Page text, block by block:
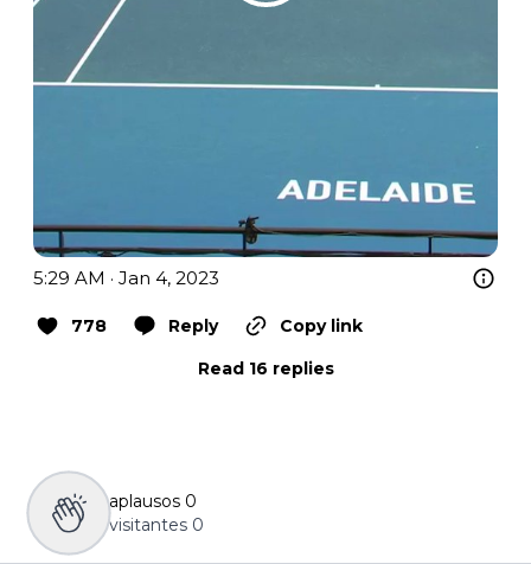
5:29 AM · Jan 4, 2023
778 Reply
Copy link
Read 16 replies
aplausos 0
visitantes 0